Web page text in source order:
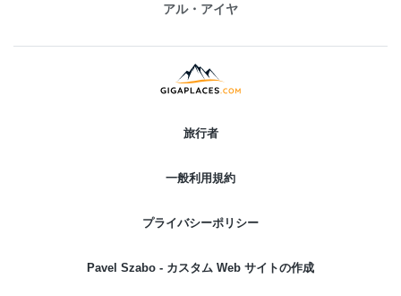
アル・アイヤ
旅行者
一般利用規約
プライバシーポリシー
Pavel Szabo - カスタム Web サイトの作成